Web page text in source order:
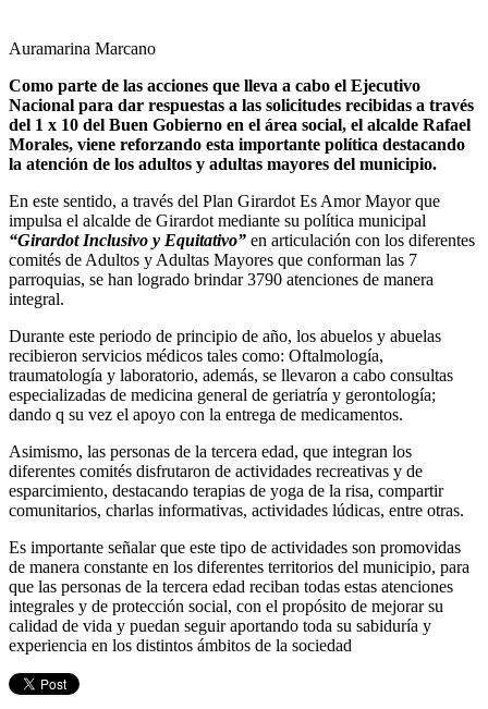
Auramarina Marcano
Como parte de las acciones que lleva a cabo el Ejecutivo
Nacional para dar respuestas a las solicitudes recibidas a través
del 1 x 10 del Buen Gobierno en el área social, el alcalde Rafael
Morales, viene reforzando esta importante política destacando
la atención de los adultos y adultas mayores del municipio.
En este sentido, a través del Plan Girardot Es Amor Mayor que
impulsa el alcalde de Girardot mediante su política municipal
“Girardot Inclusivo y Equitativo” en articulación con los diferentes
comités de Adultos y Adultas Mayores que conforman las 7
parroquias, se han logrado brindar 3790 atenciones de manera
integral.
Durante este periodo de principio de año, los abuelos y abuelas
recibieron servicios médicos tales como: Oftalmología,
traumatología y laboratorio, además, se llevaron a cabo consultas
especializadas de medicina general de geriatría y gerontología;
dando q su vez el apoyo con la entrega de medicamentos.
Asimismo, las personas de la tercera edad, que integran los
diferentes comités disfrutaron de actividades recreativas y de
esparcimiento, destacando terapias de yoga de la risa, compartir
comunitarios, charlas informativas, actividades lúdicas, entre otras.
Es importante señalar que este tipo de actividades son promovidas
de manera constante en los diferentes territorios del municipio, para
que las personas de la tercera edad reciban todas estas atenciones
integrales y de protección social, con el propósito de mejorar su
calidad de vida y puedan seguir aportando toda su sabiduría y
experiencia en los distintos ámbitos de la sociedad